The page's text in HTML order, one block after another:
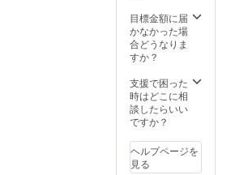
●ご住所の誤
入力につい
て<
ご支援時に
ご登録いた
だいたご住
所に誤りが
あり返送さ
れた場合
送され
た場
合、再
び送料
（1,500
円）を
ご負担
きま
限超過
などに
より荷
送され
た場
合、再
送手数
び送料
（1,500
時期が
遅れる
場合が
ござい
※商品代
を安く
する為
に工数
してお
り出荷
連絡は
目標金額に届
かなかった場
合どうなりま
すか？
支援で困った
時はどこに相
談したらいい
ですか？
ヘルプページを
見る